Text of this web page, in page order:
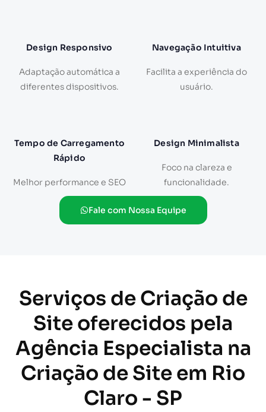
Design Responsivo
Adaptação automática a
diferentes dispositivos.
Navegação Intuitiva
Facilita a experiência do
usuário.
Tempo de Carregamento
Rápido
Melhor performance e SEO
Design Minimalista
Foco na clareza e
funcionalidade.
Fale com Nossa Equipe
Serviços de Criação de
Site oferecidos pela
Agência Especialista na
Criação de Site em Rio
Claro - SP